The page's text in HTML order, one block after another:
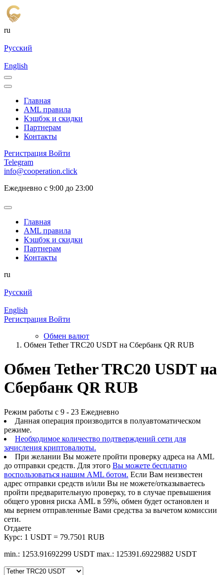
ru
Русский
English
Главная
AML правила
Кэшбэк и cкидки
Партнерам
Контакты
Регистрация Войти
Telegram
info@cooperation.click
Ежедневно с 9:00 до 23:00
Главная
AML правила
Кэшбэк и cкидки
Партнерам
Контакты
ru
Русский
English
Регистрация Войти
Обмен валют
Обмен Tether TRC20 USDT на Сбербанк QR RUB
Обмен Tether TRC20 USDT на
Сбербанк QR RUB
Режим работы с 9 - 23 Ежедневно
Данная операция производится в полуавтоматическом
режиме.
Необходимое количество подтверждений сети для
зачисления криптовалюты.
При желании Вы можете пройти проверку адреса на AML
до отправки средств. Для этого Вы можете бесплатно
воспользоваться нашим AML ботом. Если Вам неизвестен
адрес отправки средств и/или Вы не можете/отказываетесь
пройти предварительную проверку, то в случае превышения
общего уровня риска AML в 59%, обмен будет остановлен и
мы вернем отправленные Вами средства за вычетом комиссии
сети.
Отдаете
Курс: 1 USDT = 79.7501 RUB
min.: 1253.91692299 USDT max.: 125391.69229882 USDT